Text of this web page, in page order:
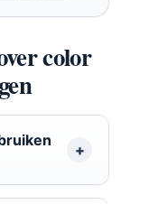
color